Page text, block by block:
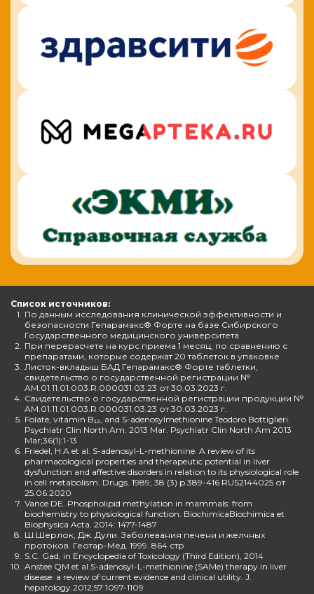
Список источников:
1. По данным исследования клинической эффективности и
безопасности Гепарамакс® Форте на базе Сибирского
Государственного медицинского университета
2. При перерасчете на курс приема 1 месяц, по сравнению с
препаратами, которые содержат 20 таблеток в упаковке
3. Листок-вкладыш БАД Гепарамакс® Форте таблетки,
свидетельство о государственной регистрации №
AM.01.11.01.003.R.000031.03.23 от 30.03.2023 г.
4. Свидетельство о государственной регистрации продукции №
AM.01.11.01.003.R.000031.03.23 от 30.03.2023 г.
5. Folate, vitamin B₁₂, and S-adenosylmethionine Teodoro Bottiglieri.
Psychiatr Clin North Am. 2013 Mar. Psychiatr Clin North Am 2013
Mar;36(1):1-13
6. Friedel, H A et al. S-adenosyl-L-methionine. A review of its
pharmacological properties and therapeutic potential in liver
dysfunction and affective disorders in relation to its physiological role
in cell metabolism. Drugs. 1989; 38 (3) p.389-416 RUS2144025 от
25.06.2020
7. Vance DE. Phospholipid methylation in mammals: from
biochemistry to physiological function. BiochimicaBiochimica et
Biophysica Acta. 2014: 1477-1487
8. Ш.Шерлок, Дж. Дули. Заболевания печени и желчных
протоков. Геотар-Мед. 1999. 864 стр
9. S.C. Gad, in Encyclopedia of Toxicology (Third Edition), 2014
10. Anstee QM et al.S-adenosyl-L-methionine (SAMe) therapy in liver
disease: a review of current evidence and clinical utility. J.
hepatology.2012;57:1097-1109